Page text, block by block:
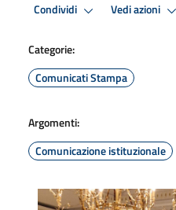
Condividi Vedi azioni
Categorie:
Comunicati Stampa
Argomenti:
Comunicazione istituzionale